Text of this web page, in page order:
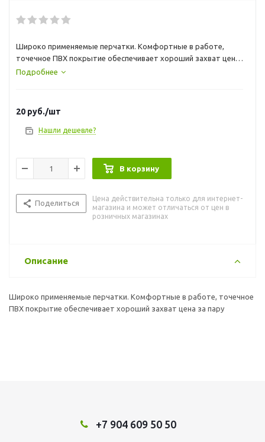
Широко применяемые перчатки. Комфортные в работе,
точечное ПВХ покрытие обеспечивает хороший захват цена
за пару
Подробнее
20 руб./шт
Нашли дешевле?
В корзину
Поделиться
Цена действительна только для интернет-
магазина и может отличаться от цен в
розничных магазинах
Описание
Широко применяемые перчатки. Комфортные в работе, точечное
ПВХ покрытие обеспечивает хороший захват цена за пару
+7 904 609 50 50